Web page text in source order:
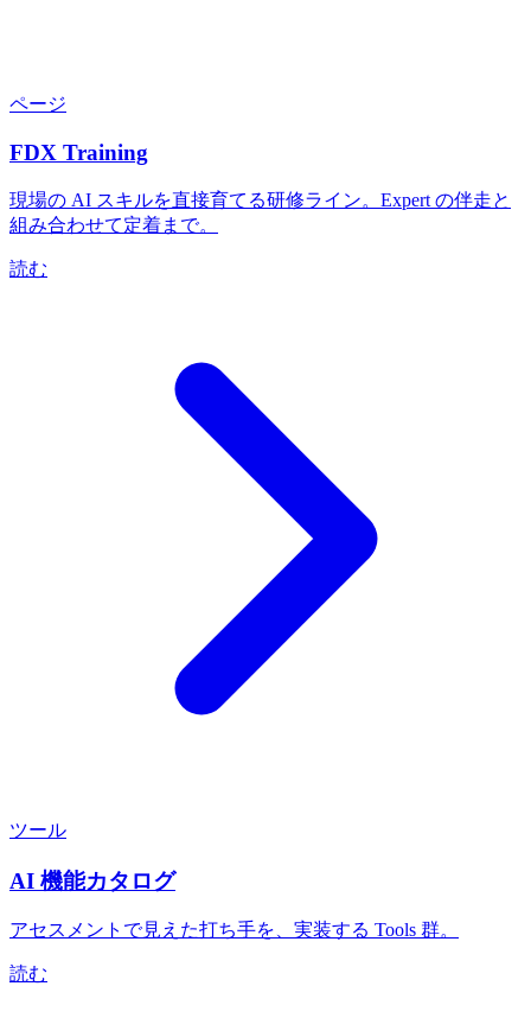
ページ
FDX Training
現場の AI スキルを直接育てる研修ライン。Expert の伴走と
組み合わせて定着まで。
読む
ツール
AI 機能カタログ
アセスメントで見えた打ち手を、実装する Tools 群。
読む